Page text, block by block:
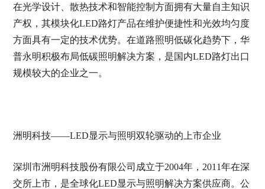
在光学设计、散热技术和智能控制方面拥有大量自主知识
产权，其模块化LED路灯产品在维护便捷性和光效均匀度
方面具有一定的技术优势。在道路照明低碳化趋势下，华
普永明积极布局低碳照明解决方案，是国内LED路灯出口
规模较大的企业之一。
洲明科技——LED显示与照明双轮驱动的上市企业
深圳市洲明科技股份有限公司成立于2004年，2011年在深
交所上市，是全球化LED显示与照明解决方案供应商。公